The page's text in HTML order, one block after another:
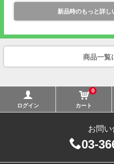
装
新品時のもっと詳し
商品一覧
ログイン
0
カート
お問
03-